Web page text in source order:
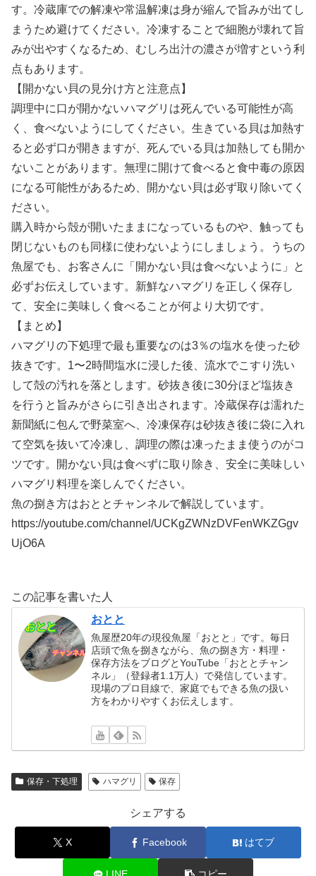
す。冷蔵庫での解凍や常温解凍は身が縮んで旨みが出てし
まうため避けてください。冷凍することで細胞が壊れて旨
みが出やすくなるため、むしろ出汁の濃さが増すという利
点もあります。
【開かない貝の見分け方と注意点】
調理中に口が開かないハマグリは死んでいる可能性が高
く、食べないようにしてください。生きている貝は加熱す
ると必ず口が開きますが、死んでいる貝は加熱しても開か
ないことがあります。無理に開けて食べると食中毒の原因
になる可能性があるため、開かない貝は必ず取り除いてく
ださい。
購入時から殻が開いたままになっているものや、触っても
閉じないものも同様に使わないようにしましょう。うちの
魚屋でも、お客さんに「開かない貝は食べないように」と
必ずお伝えしています。新鮮なハマグリを正しく保存し
て、安全に美味しく食べることが何より大切です。
【まとめ】
ハマグリの下処理で最も重要なのは3％の塩水を使った砂
抜きです。1〜2時間塩水に浸した後、流水でこすり洗い
して殻の汚れを落とします。砂抜き後に30分ほど塩抜き
を行うと旨みがさらに引き出されます。冷蔵保存は濡れた
新聞紙に包んで野菜室へ、冷凍保存は砂抜き後に袋に入れ
て空気を抜いて冷凍し、調理の際は凍ったまま使うのがコ
ツです。開かない貝は食べずに取り除き、安全に美味しい
ハマグリ料理を楽しんでください。
魚の捌き方はおととチャンネルで解説しています。
https://youtube.com/channel/UCKgZWNzDVFenWKZGgv
UjO6A
この記事を書いた人
おとと
魚屋歴20年の現役魚屋「おとと」です。毎日
店頭で魚を捌きながら、魚の捌き方・料理・
保存方法をブログとYouTube「おととチャン
ネル」（登録者1.1万人）で発信しています。
現場のプロ目線で、家庭でもできる魚の扱い
方をわかりやすくお伝えします。
保存・下処理 ハマグリ 保存
シェアする
X Facebook はてブ